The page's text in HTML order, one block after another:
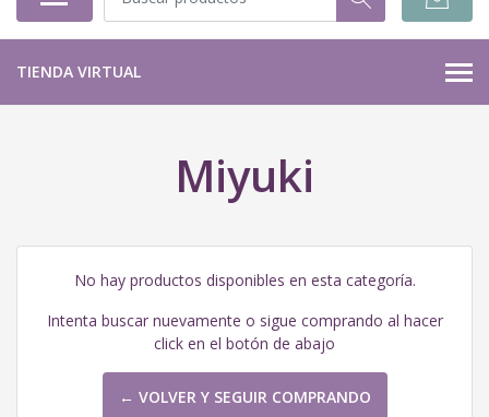
TIENDA VIRTUAL
Miyuki
No hay productos disponibles en esta categoría.
Intenta buscar nuevamente o sigue comprando al hacer
click en el botón de abajo
← VOLVER Y SEGUIR COMPRANDO